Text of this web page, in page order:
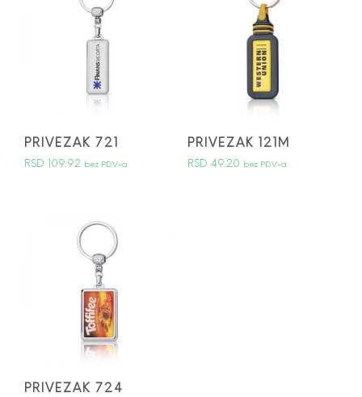
PRIVEZAK 721
RSD 109.92 bez PDV-a
PRIVEZAK 121M
RSD 49.20 bez PDV-a
PRIVEZAK 724